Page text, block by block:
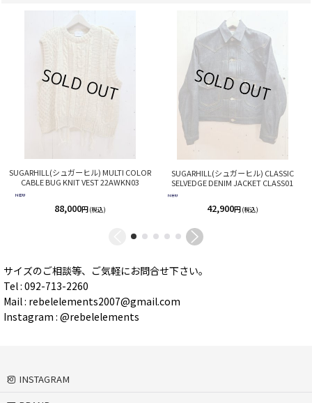
SUGARHILL(シュガーヒル) MULTI COLOR
CABLE BUG KNIT VEST 22AWKN03
88,000円 (税込)
SUGARHILL(シュガーヒル) CLASSIC
SELVEDGE DENIM JACKET CLASS01
42,900円 (税込)
サイズのご相談等、ご気軽にお問合せ下さい。
Tel : 092-713-2260
Mail : rebelelements2007@gmail.com
Instagram : @rebelelements
INSTAGRAM